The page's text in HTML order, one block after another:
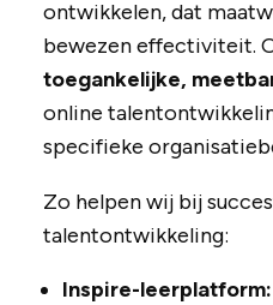
ontwikkelen, dat
bewezen effectiviteit.
toegankelijke,
online
specifieke
Zo helpen wij bij
talentontwikkeling:
Inspire-leerplatform: